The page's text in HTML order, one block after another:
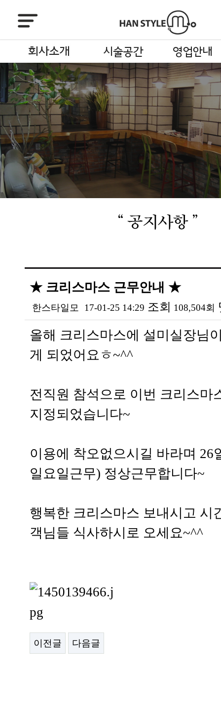
★ 크리스마스 근무안내 ★
한스타일모 17-01-25 14:29 조회 108,504회
올해 크리스마스에 설미실장님
게 되었어요ㅎ~^^
전직원 참석으로 이번 크리스마
지정되었습니다~
이용에 착오없으시길 바라며 26
일요일근무) 정상근무합니다~
행복한 크리스마스 보내시고 시
객님들 식사하시로 오세요~^^
이전글 다음글